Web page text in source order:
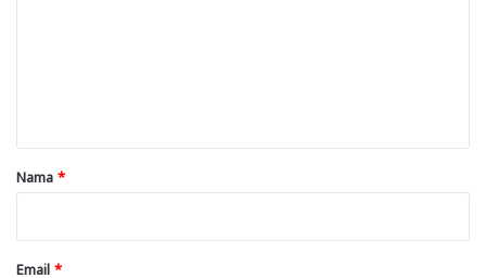
rNama *
Email *